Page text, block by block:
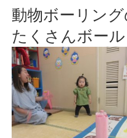
動物ボーリン
たくさんボー